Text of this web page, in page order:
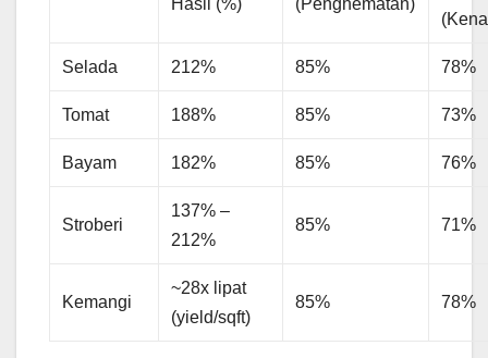
Selada 212% 85% 78%
Tomat 188% 85% 73%
Bayam 182% 85% 76%
Stroberi
137% –
212%
85% 71%
Kemangi
~28x lipat
(yield/sqft)
85% 78%